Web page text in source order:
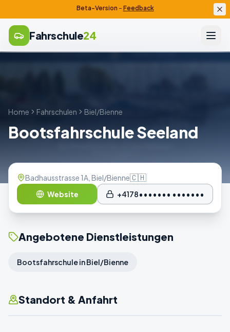
Beta-Version – Feedback
Fahrschule24
Home Fahrschulen Biel/Bienne
Bootsfahrschule Seeland
Badhausstrasse 1A, Biel/Bienne🇨🇭
Website +4178••••••• •••••••
Angebotene Dienstleistungen
Bootsfahrschule in Biel/Bienne
Standort & Anfahrt